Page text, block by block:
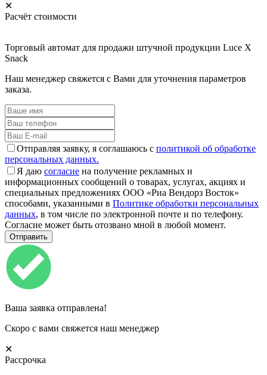
✕
Расчёт стоимости
Торговый автомат для продажи штучной продукции Luce X
Snack
Наш менеджер свяжется с Вами для уточнения параметров
заказа.
Отправляя заявку, я соглашаюсь с политикой об обработке
персональных данных.
Я даю согласие на получение рекламных и
информационных сообщений о товарах, услугах, акциях и
специальных предложениях ООО «Риа Вендорз Восток»
способами, указанными в Политике обработки персональных
данных, в том числе по электронной почте и по телефону.
Согласие может быть отозвано мной в любой момент.
Ваша заявка отправлена!
Скоро с вами свяжется наш менеджер
✕
Рассрочка